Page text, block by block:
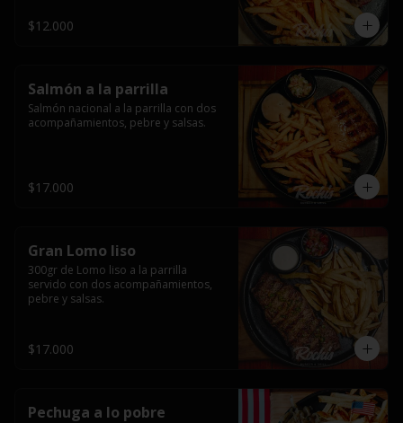
$12.000
Salmón a la parrilla
Salmón nacional a la parrilla con dos
acompañamientos, pebre y salsas.
$17.000
Gran Lomo liso
300gr de Lomo liso a la parrilla
servido con dos acompañamientos,
pebre y salsas.
$17.000
Pechuga a lo pobre